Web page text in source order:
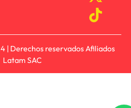
| Derechos reservados Afiliados
Latam SAC